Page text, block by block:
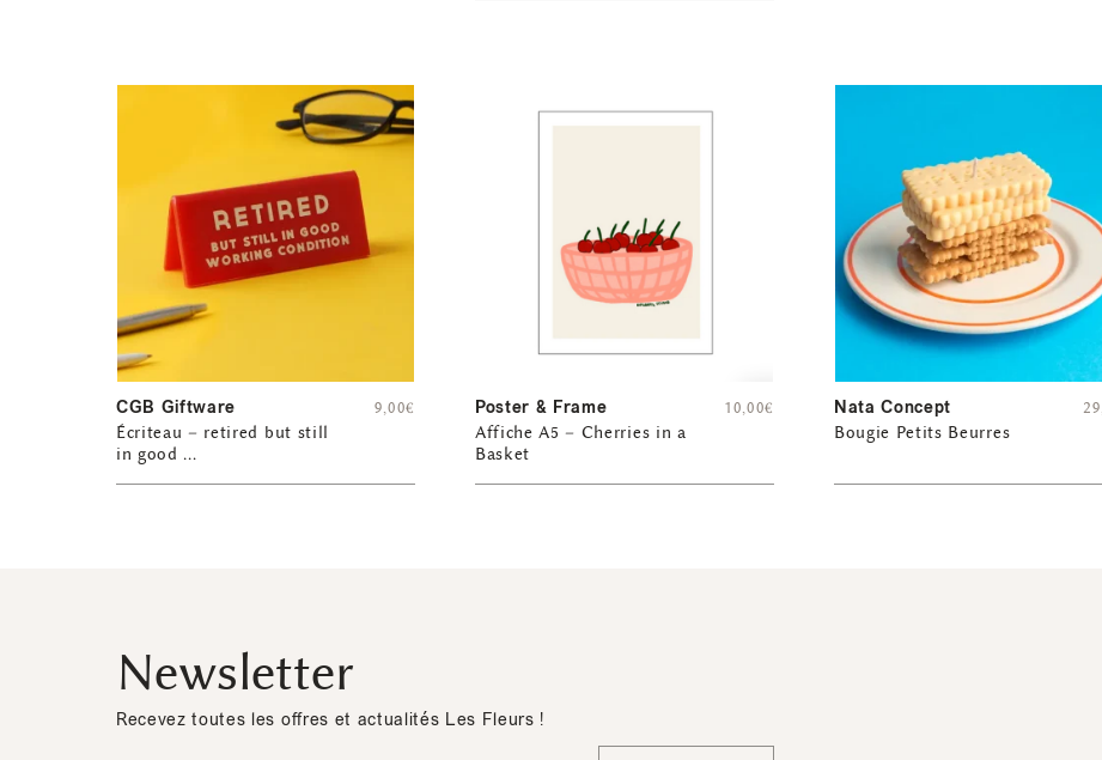
CGB Giftware
Écriteau – retired but still
in good …
9,00€ Poster & Frame
Affiche A5 – Cherries in a
Basket
10,00€ Nata Concept
Bougie Petits Beurres
Newsletter
Recevez toutes les offres et actualités Les Fleurs !